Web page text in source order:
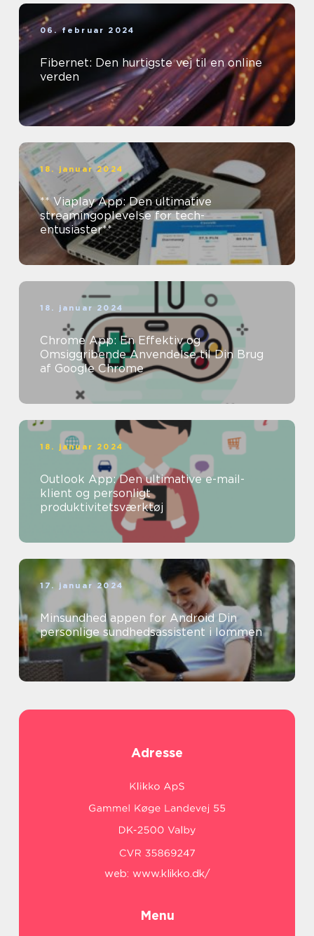
06. februar 2024
Fibernet: Den hurtigste vej til en online
verden
18. januar 2024
** Viaplay App: Den ultimative
streamingoplevelse for tech-
entusiaster**
18. januar 2024
Chrome App: En Effektiv og
Omsiggribende Anvendelse til Din Brug
af Google Chrome
18. januar 2024
Outlook App: Den ultimative e-mail-
klient og personligt
produktivitetsværktøj
17. januar 2024
Minsundhed appen for Android Din
personlige sundhedsassistent i lommen
Adresse
web: www.klikko.dk/
Menu